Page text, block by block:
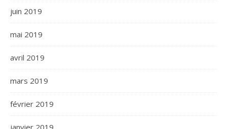
juin 2019
mai 2019
avril 2019
mars 2019
février 2019